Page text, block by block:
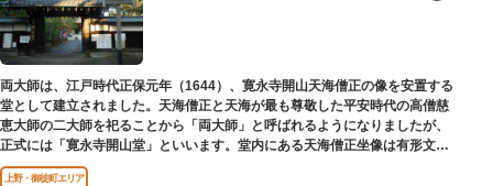
両大師は、江戸時代正保元年（1644）、寛永寺開山天海僧正の像を安置する
堂として建立されました。天海僧正と天海が最も尊敬した平安時代の高僧慈
恵大師の二大師を祀ることから「両大師」と呼ばれるようになりましたが、
正式には「寛永寺開山堂」といいます。堂内にある天海僧正坐像は有形文化
財に指定されています。
上野・御徒町エリア